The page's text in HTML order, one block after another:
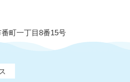
町一丁目8番15号